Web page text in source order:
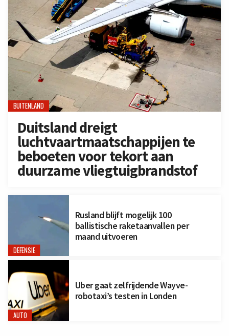
BUITENLAND
Duitsland dreigt
luchtvaartmaatschappijen te
beboeten voor tekort aan
duurzame vliegtuigbrandstof
DEFENSIE
Rusland blijft mogelijk 100
ballistische raketaanvallen per
maand uitvoeren
AUTO
Uber gaat zelfrijdende Wayve-
robotaxi’s testen in Londen